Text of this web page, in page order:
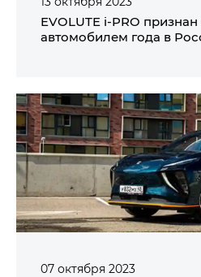
EVOLUTE i‑PRO
автомобилем года в
07 октября 2023